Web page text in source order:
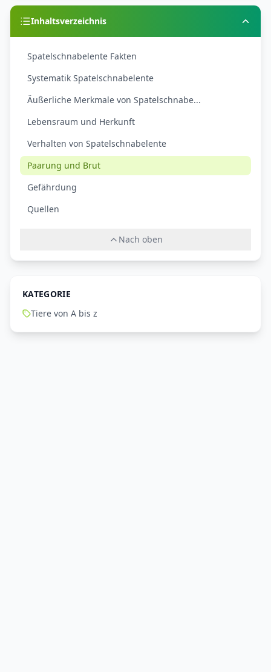
Inhaltsverzeichnis
Spatelschnabelente Fakten
Systematik Spatelschnabelente
Äußerliche Merkmale von Spatelschnabe...
Lebensraum und Herkunft
Verhalten von Spatelschnabelente
Paarung und Brut
Gefährdung
Quellen
Nach oben
KATEGORIE
Tiere von A bis z